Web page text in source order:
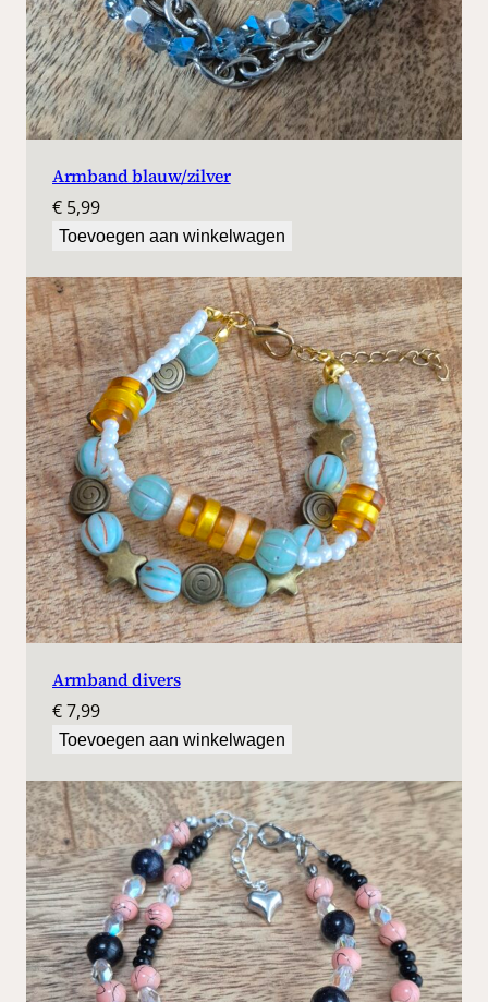
Armband blauw/zilver
€ 5,99
Toevoegen aan winkelwagen
Armband divers
€7,99
Toevoegen aan winkelwagen